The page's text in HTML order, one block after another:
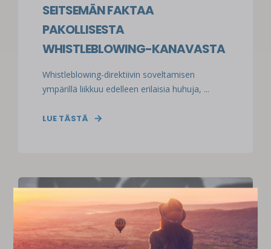
SEITSEMÄN FAKTAA
PAKOLLISESTA
WHISTLEBLOWING-KANAVASTA
Whistleblowing-direktiivin soveltamisen
ympärillä liikkuu edelleen erilaisia huhuja, ...
LUE TÄSTÄ